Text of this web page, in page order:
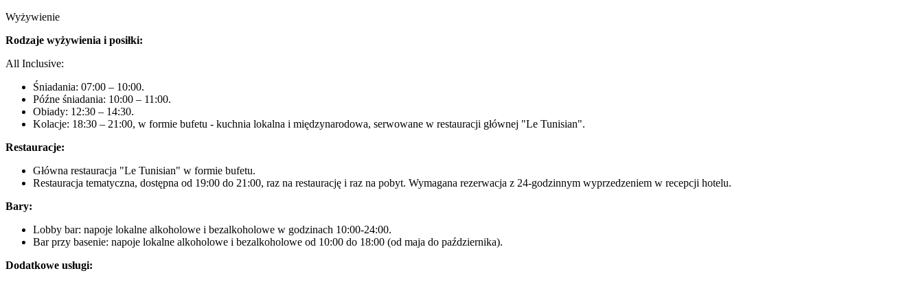
Wyżywienie
Rodzaje wyżywienia i posiłki:
All Inclusive:
Śniadania: 07:00 – 10:00.
Późne śniadania: 10:00 – 11:00.
Obiady: 12:30 – 14:30.
Kolacje: 18:30 – 21:00, w formie bufetu - kuchnia lokalna i międzynarodowa, serwowane w restauracji głównej "Le Tunisian".
Restauracje:
Główna restauracja "Le Tunisian" w formie bufetu.
Restauracja tematyczna, dostępna od 19:00 do 21:00, raz na restaurację i raz na pobyt. Wymagana rezerwacja z 24-godzinnym wyprzedzeniem w recepcji hotelu.
Bary:
Lobby bar: napoje lokalne alkoholowe i bezalkoholowe w godzinach 10:00-24:00.
Bar przy basenie: napoje lokalne alkoholowe i bezalkoholowe od 10:00 do 18:00 (od maja do października).
Dodatkowe usługi: